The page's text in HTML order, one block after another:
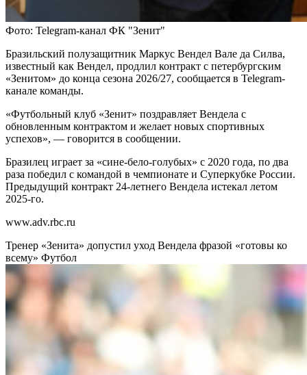
Фото: Telegram-канал ФК "Зенит"
Бразильский полузащитник Маркус Вендел Вале да Силва,
известный как Вендел, продлил контракт с петербургским
«Зенитом» до конца сезона 2026/27, сообщается в Telegram-
канале команды.
«Футбольный клуб «Зенит» поздравляет Вендела с
обновленным контрактом и желает новых спортивных
успехов», — говорится в сообщении.
Бразилец играет за «сине-бело-голубых» с 2020 года, по два
раза победил с командой в чемпионате и Суперкубке России.
Предыдущий контракт 24-летнего Вендела истекал летом
2025-го.
www.adv.rbc.ru
Тренер «Зенита» допустил уход Вендела фразой «готовы ко
всему» Футбол